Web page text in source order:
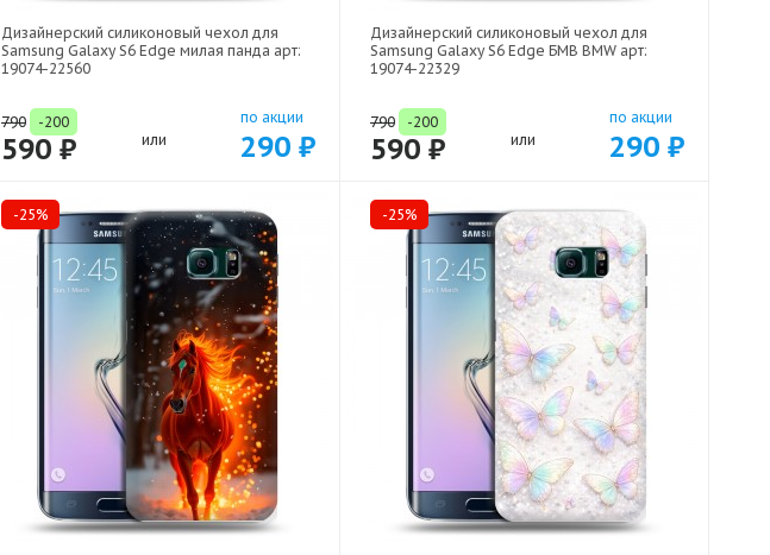
Дизайнерский силиконовый чехол для
Samsung Galaxy S6 Edge милая панда арт:
19074-22560
790 -200
590 ₽ или
по акции
290 ₽
Дизайнерский силиконовый чехол для
Samsung Galaxy S6 Edge БМВ BMW арт:
19074-22329
790 -200
590 ₽ или
по акции
290 ₽
-25% -25%